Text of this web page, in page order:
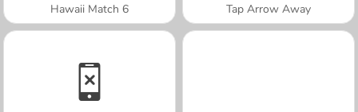
Hawaii Match 6 Tap Arrow Away